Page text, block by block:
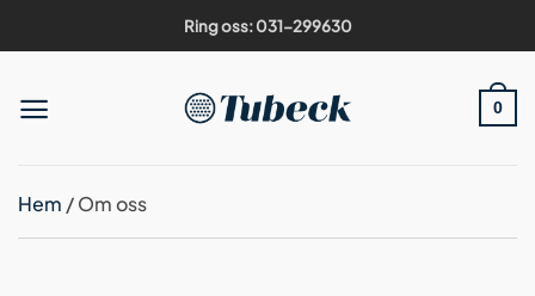
Ring oss: 031-299630
0
Hem /Om oss